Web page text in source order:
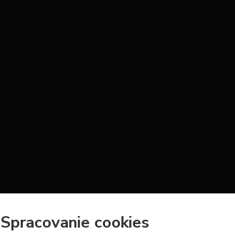
Spracovanie cookies